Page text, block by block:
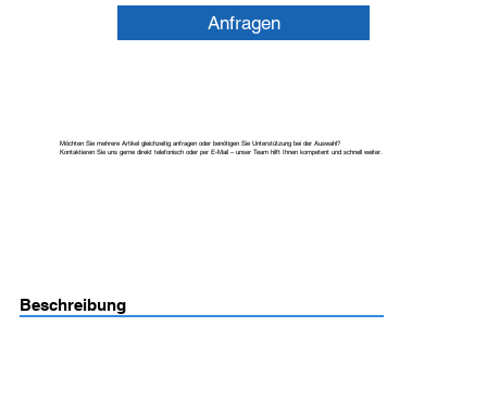
Anfragen
Möchten Sie mehrere Artikel gleichzeitig anfragen oder benötigen Sie Unterstützung bei der Auswahl?
Kontaktieren Sie uns gerne direkt telefonisch oder per E-Mail – unser Team hilft Ihnen kompetent und schnell weiter.
Beschreibung